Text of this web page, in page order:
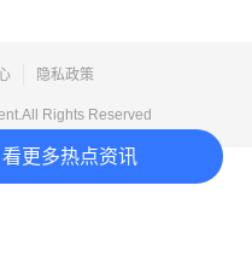
更多热点资讯
隐私政策
Rights Reserved